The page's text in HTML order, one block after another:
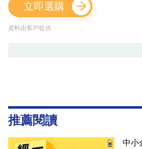
立即選購
資料由客戶提供
推薦閱讀
中小